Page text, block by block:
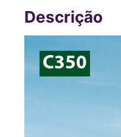
USB Wi-Fi -